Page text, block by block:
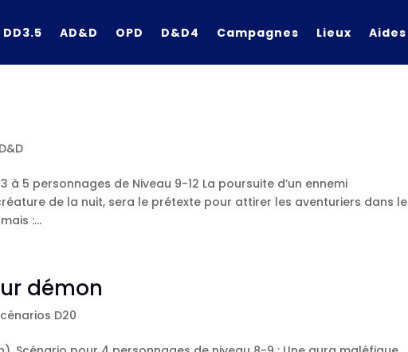
DD3.5 AD&D OPD D&D4 Campagnes Lieux Aides
à 5 personnages de Niveau 9-12 La poursuite d’un ennemi
de la nuit, sera le prétexte pour attirer les aventuriers dans le
:...
démon
D20